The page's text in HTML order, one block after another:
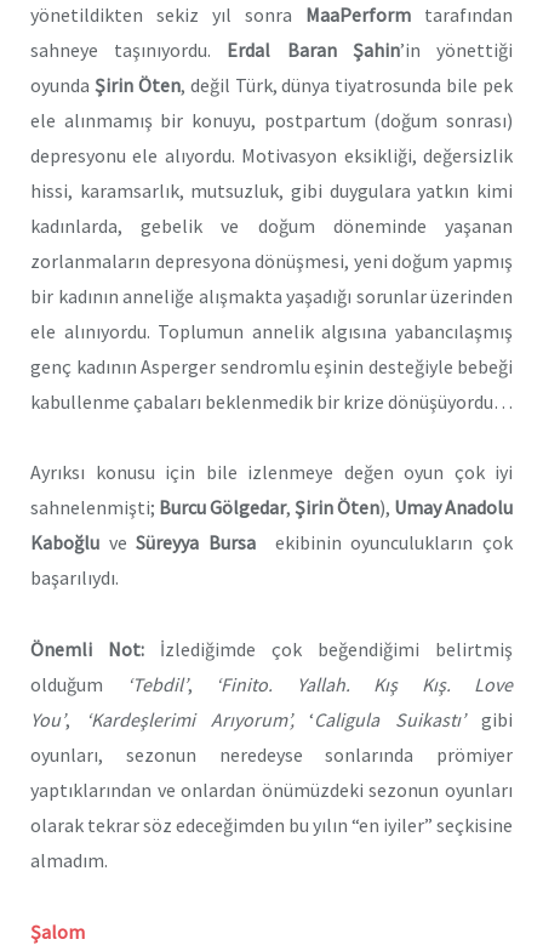
yönetildikten sekiz yıl sonra MaaPerform tarafından
sahneye taşınıyordu. Erdal Baran Şahin’in yönettiği
oyunda Şirin Öten, değil Türk, dünya tiyatrosunda bile pek
ele alınmamış bir konuyu, postpartum (doğum sonrası)
depresyonu ele alıyordu. Motivasyon eksikliği, değersizlik
hissi, karamsarlık, mutsuzluk, gibi duygulara yatkın kimi
kadınlarda, gebelik ve doğum döneminde yaşanan
zorlanmaların depresyona dönüşmesi, yeni doğum yapmış
bir kadının anneliğe alışmakta yaşadığı sorunlar üzerinden
ele alınıyordu. Toplumun annelik algısına yabancılaşmış
genç kadının Asperger sendromlu eşinin desteğiyle bebeği
kabullenme çabaları beklenmedik bir krize dönüşüyordu…
Ayrıksı konusu için bile izlenmeye değen oyun çok iyi
sahnelenmişti; Burcu Gölgedar, Şirin Öten), Umay Anadolu
Kaboğlu veSüreyya Bursa ekibinin oyunculukların çok
başarılıydı.
Önemli Not: İzlediğimde çok beğendiğimi belirtmiş
olduğum
‘Tebdil’,
‘Finito. Yallah. Kış Kış. Love
You’, ‘Kardeşlerimi Arıyorum’,‘Caligula Suikastı’gibi
oyunları, sezonun neredeyse sonlarında prömiyer
yaptıklarından ve onlardan önümüzdeki sezonun oyunları
olarak tekrar söz edeceğimden bu yılın “en iyiler” seçkisine
almadım.
Şalom